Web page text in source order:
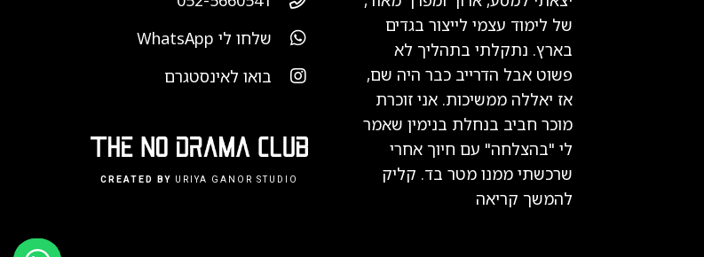
של לימוד עצמי לייצור בגדים
בארץ. נתקלתי בתהליך לא
פשוט אבל הדרייב כבר היה שם,
אז יאללה ממשיכות. אני זוכרת
מוכר חביב בנחלת בנימין שאמר
לי "בהצלחה" עם חיוך אחרי
שרכשתי ממנו מטר בד. קליק
להמשך קריאה
שלחו לי WhatsApp
בואו לאינסטגרם
CREATED BY URIYA GANOR STUDIO